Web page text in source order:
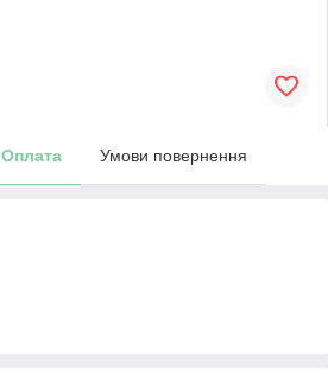
Оплата Умови повернення